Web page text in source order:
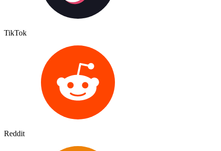
TikTok
Reddit